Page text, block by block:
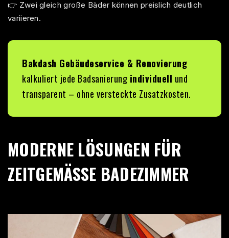
👉 Zwei gleich große Bäder können preislich deutlich
variieren.
Bakdash Gebäudeservice & Renovierung
kalkuliert jede Badsanierung individuell und
transparent – ohne versteckte Zusatzkosten.
MODERNE LÖSUNGEN FÜR
ZEITGEMÄSSE BADEZIMMER